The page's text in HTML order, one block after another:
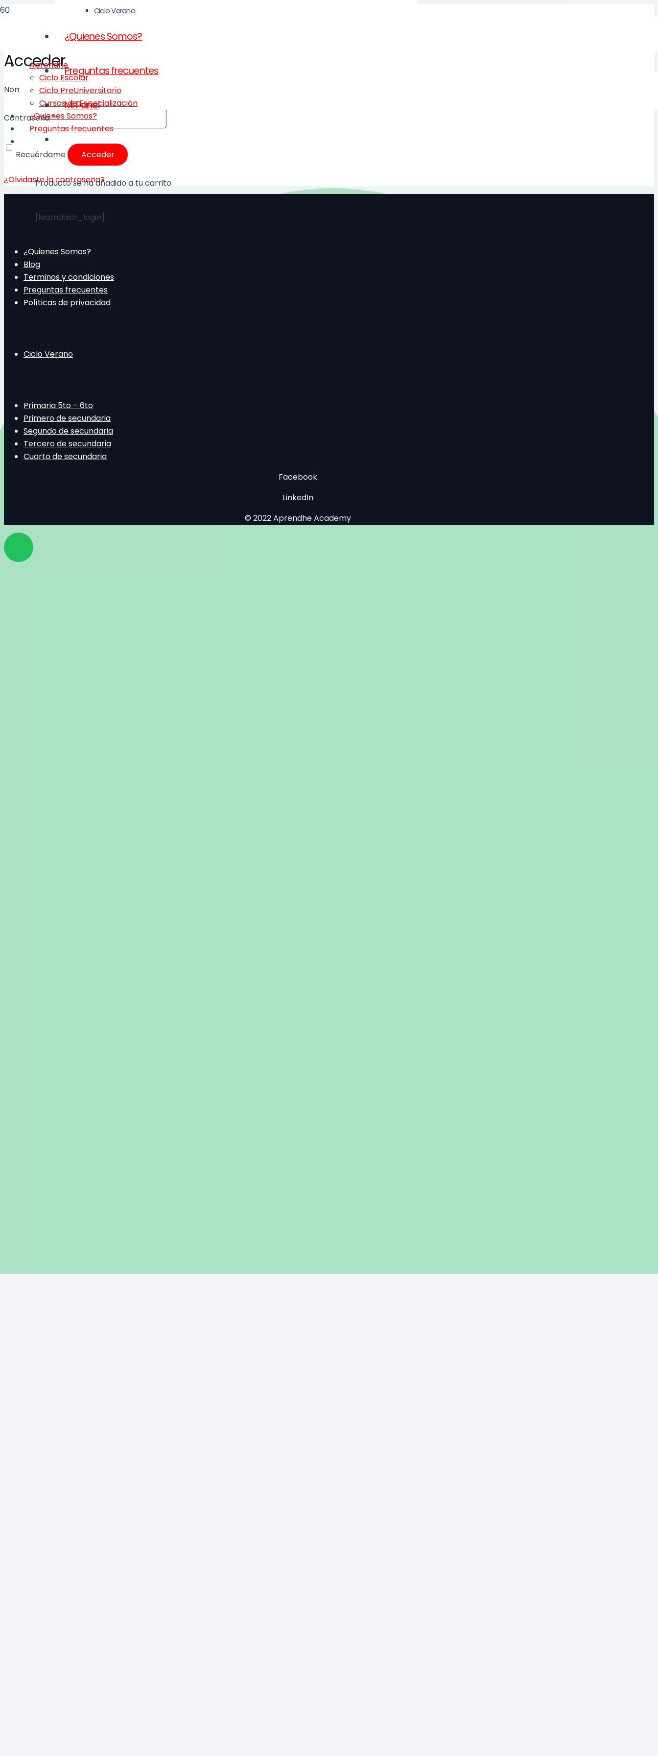
Ciclo Verano
¿Quienes Somos?
Preguntas frecuentes
Mi Panel
Productose ha añadido a tu carrito.
[learndash_login]
Aprendhe
Ciclo Escolar
Ciclo PreUniversitario
Cursos de Especialización
¿Quienes Somos?
Preguntas frecuentes
Acceder
Nombre de usuario o correo electrónico
Contraseña*
Recuérdame Acceder
¿Olvidaste la contraseña?
¿Quienes Somos?
Blog
Terminos y condiciones
Preguntas frecuentes
Políticas de privacidad
Ciclo Verano
Primaria 5to – 6to
Primero de secundaria
Segundo de secundaria
Tercero de secundaria
Cuarto de secundaria
Facebook
LinkedIn
© 2022 Aprendhe Academy